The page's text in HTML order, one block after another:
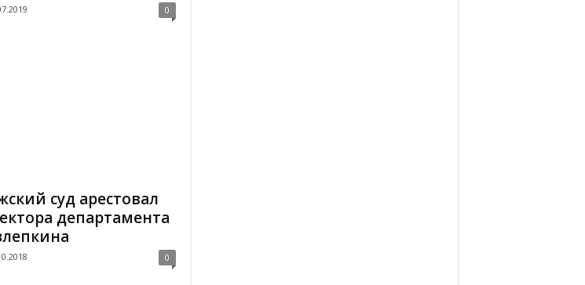
0
суд арестовал
департамента
0